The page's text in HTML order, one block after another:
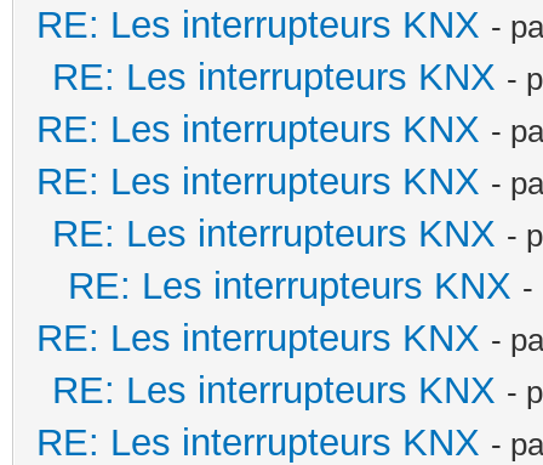
RE: Les interrupteurs KNX -
RE: Les interrupteurs KNX -
RE: Les interrupteurs KNX -
RE: Les interrupteurs KNX -
RE: Les interrupteurs KNX -
RE: Les interrupteurs KNX -
RE: Les interrupteurs KNX -
RE: Les interrupteurs KNX -
RE: Les interrupteurs KNX -